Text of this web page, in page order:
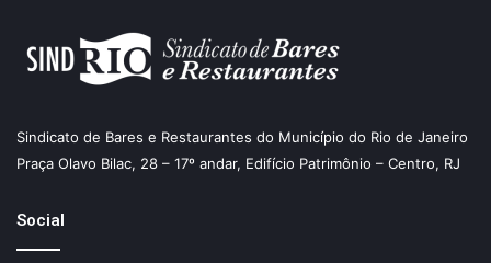
Sindicato de Bares e Restaurantes do Município do Rio de Janeiro
Praça Olavo Bilac, 28 – 17º andar, Edifício Patrimônio – Centro, RJ
Social